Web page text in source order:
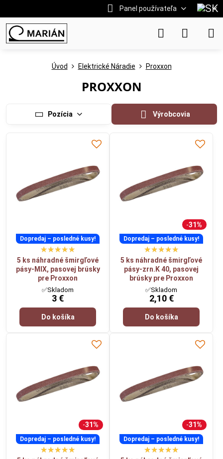
Panel používateľa
Úvod Elektrické Náradie Proxxon
PROXXON
Pozícia Výrobcovia
Dopredaj – posledné kusy!
5 ks náhradné šmirgľové
pásy-MIX, pasovej brúsky
pre Proxxon
✅Skladom
3 €
Do košíka
31%
Dopredaj – posledné kusy!
5 ks náhradné šmirgľové
pásy-zrn.K 40, pasovej
brúsky pre Proxxon
✅Skladom
2,10 €
Do košíka
31%
Dopredaj – posledné kusy!
31%
Dopredaj – posledné kusy!